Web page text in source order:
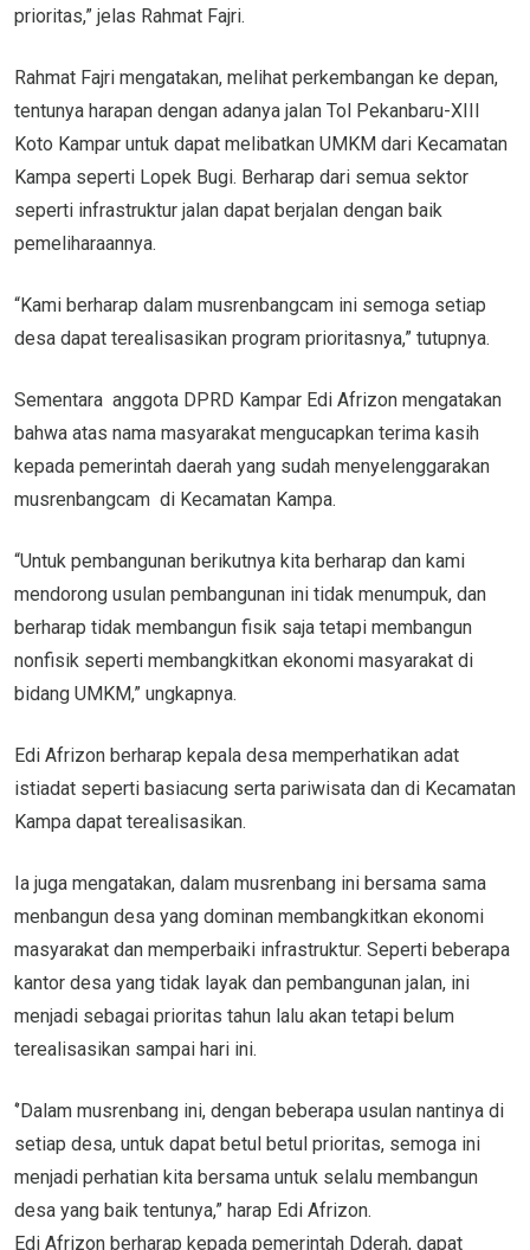
prioritas,” jelas Rahmat Fajri.
Rahmat Fajri mengatakan, melihat perkembangan ke depan,
tentunya harapan dengan adanya jalan Tol Pekanbaru-XIII
Koto Kampar untuk dapat melibatkan UMKM dari Kecamatan
Kampa seperti Lopek Bugi. Berharap dari semua sektor
seperti infrastruktur jalan dapat berjalan dengan baik
pemeliharaannya.
“Kami berharap dalam musrenbangcam ini semoga setiap
desa dapat terealisasikan program prioritasnya,” tutupnya.
Sementara anggota DPRD Kampar Edi Afrizon mengatakan
bahwa atas nama masyarakat mengucapkan terima kasih
kepada pemerintah daerah yang sudah menyelenggarakan
musrenbangcam di Kecamatan Kampa.
“Untuk pembangunan berikutnya kita berharap dan kami
mendorong usulan pembangunan ini tidak menumpuk, dan
berharap tidak membangun fisik saja tetapi membangun
nonfisik seperti membangkitkan ekonomi masyarakat di
bidang UMKM,” ungkapnya.
Edi Afrizon berharap kepala desa memperhatikan adat
istiadat seperti basiacung serta pariwisata dan di Kecamatan
Kampa dapat terealisasikan.
Ia juga mengatakan, dalam musrenbang ini bersama sama
menbangun desa yang dominan membangkitkan ekonomi
masyarakat dan memperbaiki infrastruktur. Seperti beberapa
kantor desa yang tidak layak dan pembangunan jalan, ini
menjadi sebagai prioritas tahun lalu akan tetapi belum
terealisasikan sampai hari ini.
‘’Dalam musrenbang ini, dengan beberapa usulan nantinya di
setiap desa, untuk dapat betul betul prioritas, semoga ini
menjadi perhatian kita bersama untuk selalu membangun
desa yang baik tentunya,” harap Edi Afrizon.
Edi Afrizon berharap kepada pemerintah Dderah, dapat